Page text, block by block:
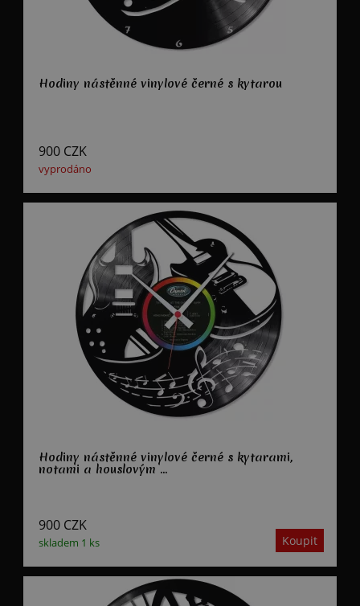
Hodiny nástěnné vinylové černé s kytarou
vyprodáno
900 CZK
Hodiny nástěnné vinylové černé s kytarami,
notami a houslovým ...
skladem 1 ks
900 CZK